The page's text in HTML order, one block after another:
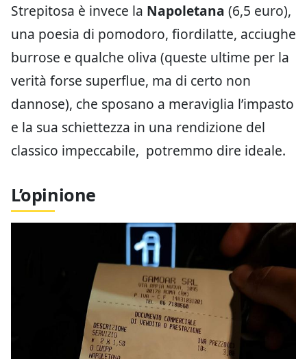
Strepitosa è invece la Napoletana (6,5 euro),
una poesia di pomodoro, fiordilatte, acciughe
burrose e qualche oliva (queste ultime per la
verità forse superflue, ma di certo non
dannose), che sposano a meraviglia l’impasto
e la sua schiettezza in una rendizione del
classico impeccabile, potremmo dire ideale.
L’opinione